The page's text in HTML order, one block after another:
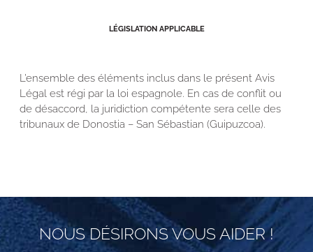
LÉGISLATION APPLICABLE
L’ensemble des éléments inclus dans le présent Avis
Légal est régi par la loi espagnole. En cas de conflit ou
de désaccord, la juridiction compétente sera celle des
tribunaux de Donostia – San Sébastian (Guipuzcoa).
NOUS DÉSIRONS VOUS AIDER !